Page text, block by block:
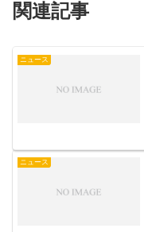
関連記事
ニュース
ニュース